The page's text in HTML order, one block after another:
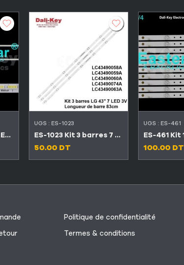
ELED-087 Barre 60 LED TV SABA 42″ SB 42LED276
UGS : ES-1023
ES-1023 Kit 3 barres 7 LED 3V TV LG 43″
50.00 DT
UGS : ES-461
100.00 DT
Politique de confidentialité
Termes & conditions